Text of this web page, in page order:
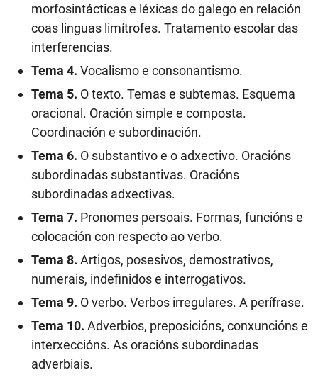
morfosintácticas e léxicas do galego en relación
coas linguas limítrofes. Tratamento escolar das
interferencias.
Tema 4. Vocalismo e consonantismo.
Tema 5. O texto. Temas e subtemas. Esquema
oracional. Oración simple e composta.
Coordinación e subordinación.
Tema 6. O substantivo e o adxectivo. Oracións
subordinadas substantivas. Oracións
subordinadas adxectivas.
Tema 7. Pronomes persoais. Formas, funcións e
colocación con respecto ao verbo.
Tema 8. Artigos, posesivos, demostrativos,
numerais, indefinidos e interrogativos.
Tema 9. O verbo. Verbos irregulares. A perífrase.
Tema 10. Adverbios, preposicións, conxuncións e
interxeccións. As oracións subordinadas
adverbiais.